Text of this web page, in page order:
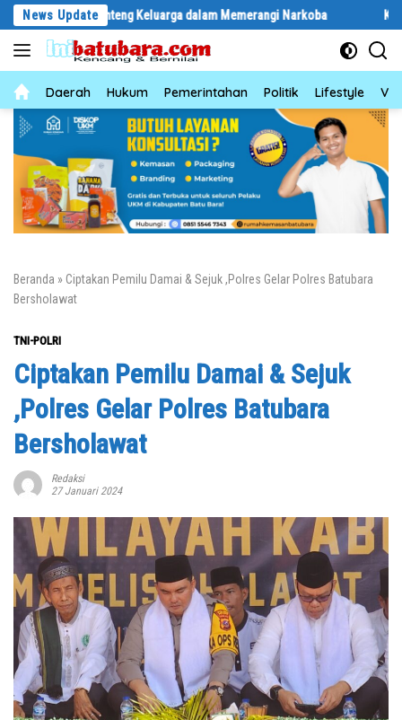
Langsung
konten
News Update
Benteng Keluarga dalam Memerangi Narkoba Kecelakaan Lalu
NewsDaerah Hukum Pemerintahan Politik Lifestyle
Beranda » Ciptakan Pemilu Damai & Sejuk ,Polres Gelar Polres Batubara
Bersholawat
TNI-POLRI
Ciptakan Pemilu Damai & Sejuk
,Polres Gelar Polres Batubara
Bersholawat
Redaksi
27 Januari 2024